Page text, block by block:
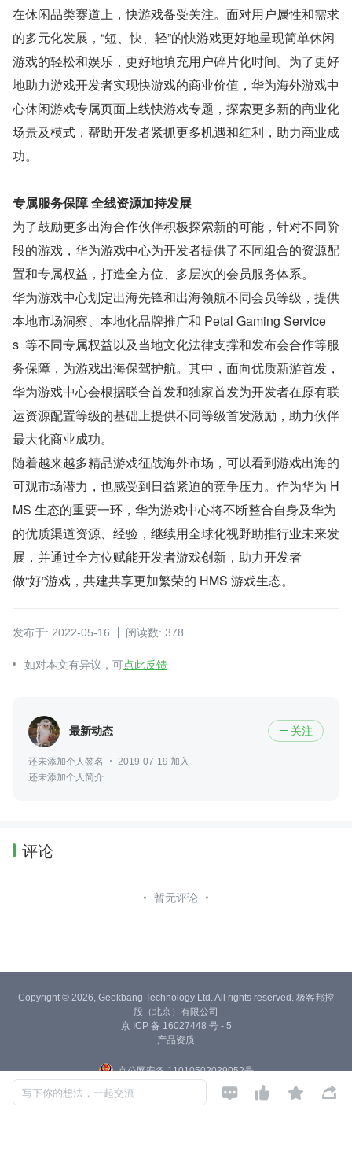
在休闲品类赛道上，快游戏备受关注。面对用户属性和需求
的多元化发展，“短、快、轻”的快游戏更好地呈现简单休闲
游戏的轻松和娱乐，更好地填充用户碎片化时间。为了更好
地助力游戏开发者实现快游戏的商业价值，华为海外游戏中
心休闲游戏专属页面上线快游戏专题，探索更多新的商业化
场景及模式，帮助开发者紧抓更多机遇和红利，助力商业成
功。
专属服务保障 全线资源加持发展
为了鼓励更多出海合作伙伴积极探索新的可能，针对不同阶
段的游戏，华为游戏中心为开发者提供了不同组合的资源配
置和专属权益，打造全方位、多层次的会员服务体系。
华为游戏中心划定出海先锋和出海领航不同会员等级，提供
本地市场洞察、本地化品牌推广和 Petal Gaming Service
s  等不同专属权益以及当地文化法律支撑和发布会合作等服
务保障，为游戏出海保驾护航。其中，面向优质新游首发，
华为游戏中心会根据联合首发和独家首发为开发者在原有联
运资源配置等级的基础上提供不同等级首发激励，助力伙伴
最大化商业成功。
随着越来越多精品游戏征战海外市场，可以看到游戏出海的
可观市场潜力，也感受到日益紧迫的竞争压力。作为华为 H
MS 生态的重要一环，华为游戏中心将不断整合自身及华为
的优质渠道资源、经验，继续用全球化视野助推行业未来发
展，并通过全方位赋能开发者游戏创新，助力开发者
做“好”游戏，共建共享更加繁荣的 HMS 游戏生态。
发布于: 2022-05-16 阅读数: 378
如对本文有异议，可点此反馈
最新动态  关注
还未添加个人签名
2019-07-19 加入
还未添加个人简介
评论
暂无评论
写下你的想法，一起交流    
Copyright © 2026, Geekbang Technology Ltd. All rights reserved. 极客邦控
股（北京）有限公司
京 ICP 备 16027448 号 - 5
产品资质
京公网安备 11010502039052号